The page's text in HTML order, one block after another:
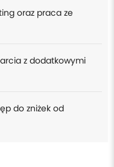
oraz praca ze
z dodatkowymi
do zniżek od